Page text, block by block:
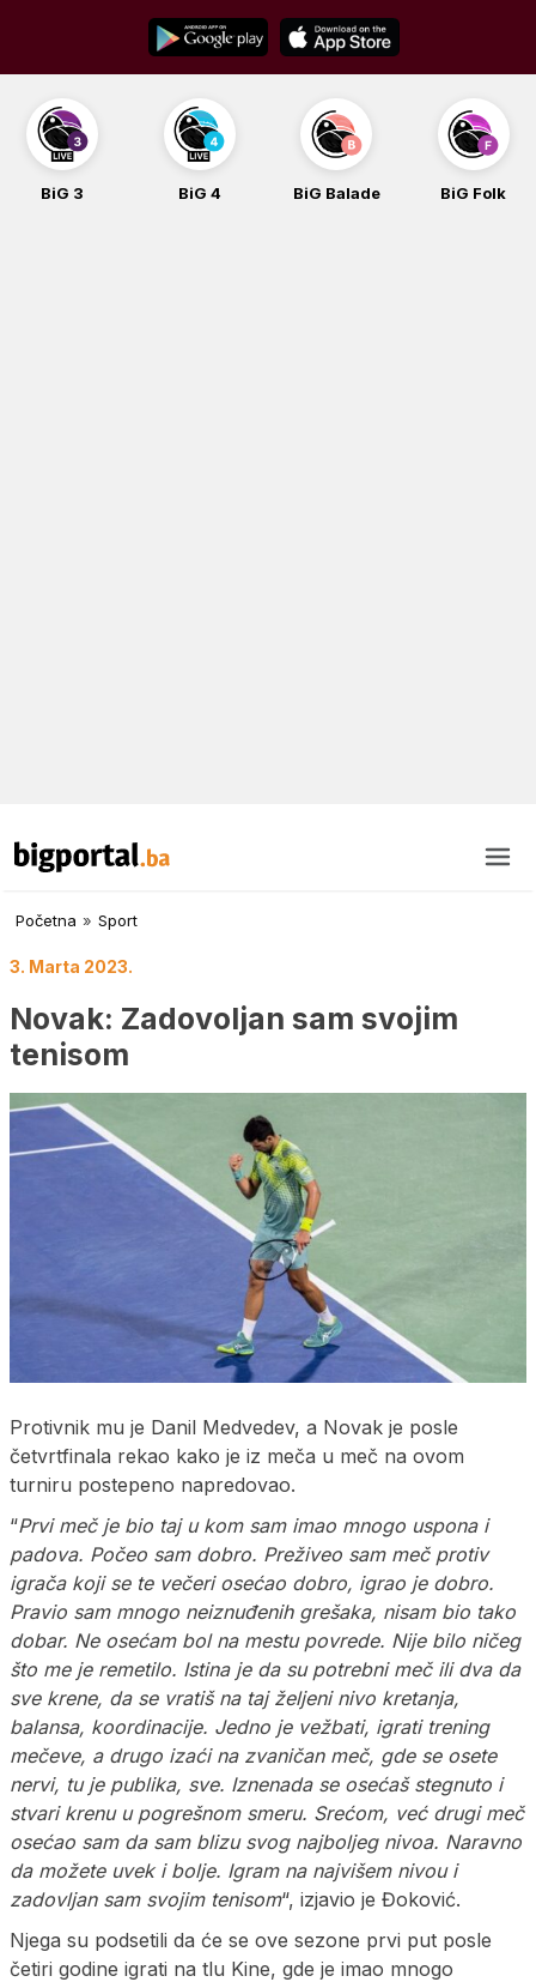
content
BiG 4 BiG Balade BiG Folk BiG iG
Početna » Sport
3. Marta 2023.
Novak: Zadovoljan sam svojim
tenisom
Protivnik mu je Danil Medvedev, a Novak je posle
četvrtfinala rekao kako je iz meča u meč na ovom
turniru postepeno napredovao.
“Prvi meč je bio taj u kom sam imao mnogo uspona i
padova. Počeo sam dobro. Preživeo sam meč protiv
igrača koji se te večeri osećao dobro, igrao je dobro.
Pravio sam mnogo neiznuđenih grešaka, nisam bio tako
dobar. Ne osećam bol na mestu povrede. Nije bilo ničeg
što me je remetilo. Istina je da su potrebni meč ili dva da
sve krene, da se vratiš na taj željeni nivo kretanja,
balansa, koordinacije. Jedno je vežbati, igrati trening
mečeve, a drugo izaći na zvaničan meč, gde se osete
nervi, tu je publika, sve. Iznenada se osećaš stegnuto i
stvari krenu u pogrešnom smeru. Srećom, već drugi meč
osećao sam da sam blizu svog najboljeg nivoa. Naravno
da možete uvek i bolje. Igram na najvišem nivou i
zadovljan sam svojim tenisom“, izjavio je Đoković.
Njega su podsetili da će se ove sezone prvi put posle
četiri godine igrati na tlu Kine, gde je imao mnogo